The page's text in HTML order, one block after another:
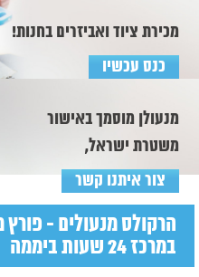
מכירת ציוד ואביזרים בחנות!
כנס עכשיו
מנעולן מוסמך באישור
משטרת ישראל,
צור איתנו קשר
הרקולס מנעולים - פורץ
במרכז 24 שעות ביממה